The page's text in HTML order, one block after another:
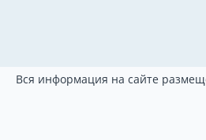
Вся информация на сайте